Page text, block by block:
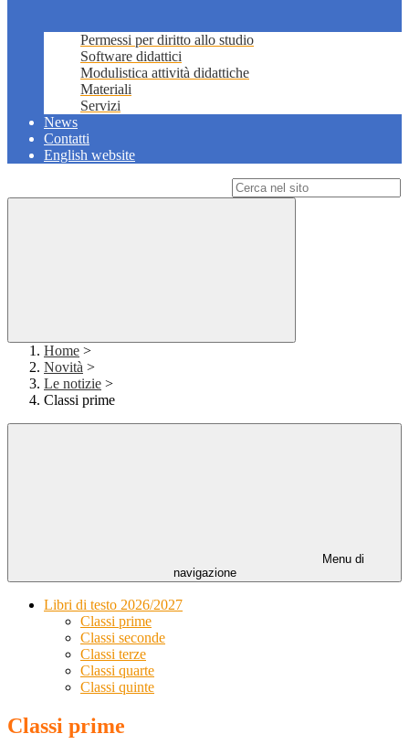
Permessi per diritto allo studio
Software didattici
Modulistica attività didattiche
Materiali
Servizi
News
Contatti
English website
Home >
Novità >
Le notizie >
Classi prime
Menu di
navigazione
Libri di testo 2026/2027
Classi prime
Classi seconde
Classi terze
Classi quarte
Classi quinte
Classi prime